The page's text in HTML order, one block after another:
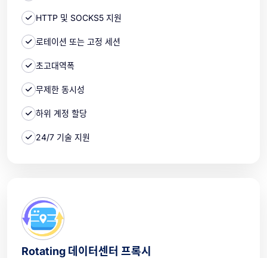
HTTP 및 SOCKS5 지원
로테이션 또는 고정 세션
초고대역폭
무제한 동시성
하위 계정 할당
24/7 기술 지원
Rotating 데이터센터 프록시